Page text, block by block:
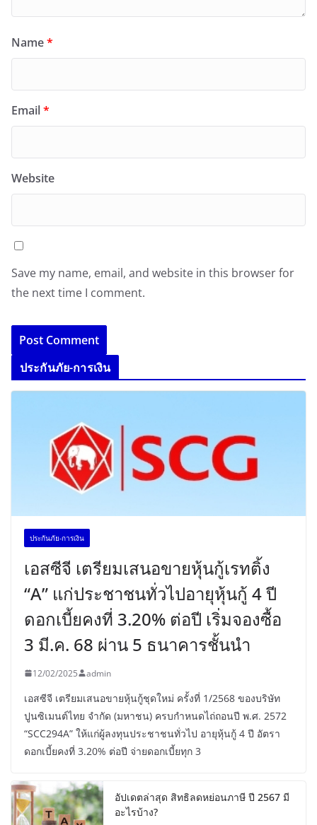
Name*
Email*
Website
Save my name, email, and website in this browser for
the next time I comment.
ประกันภัย-การเงิน
ประกันภัย-การเงิน
เอสซีจี เตรียมเสนอขายหุ้นกู้เรทติ้ง
“A” แก่ประชาชนทั่วไปอายุหุ้นกู้ 4 ปี
ดอกเบี้ยคงที่ 3.20% ต่อปี เริ่มจองซื้อ
3 มี.ค. 68 ผ่าน 5 ธนาคารชั้นนำ
12/02/2025 admin
เอสซีจี เตรียมเสนอขายหุ้นกู้ชุดใหม่ ครั้งที่ 1/2568 ของบริษัท
ปูนซิเมนต์ไทย จำกัด (มหาชน) ครบกำหนดไถ่ถอนปี พ.ศ. 2572
“SCC294A” ให้แก่ผู้ลงทุนประชาชนทั่วไป อายุหุ้นกู้ 4 ปี อัตรา
ดอกเบี้ยคงที่ 3.20% ต่อปี จ่ายดอกเบี้ยทุก 3
อัปเดตล่าสุด สิทธิลดหย่อนภาษี ปี 2567 มี
อะไรบ้าง?